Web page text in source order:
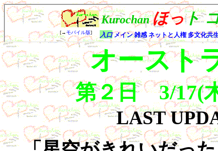
オースト
第２日 3/17(
LAST